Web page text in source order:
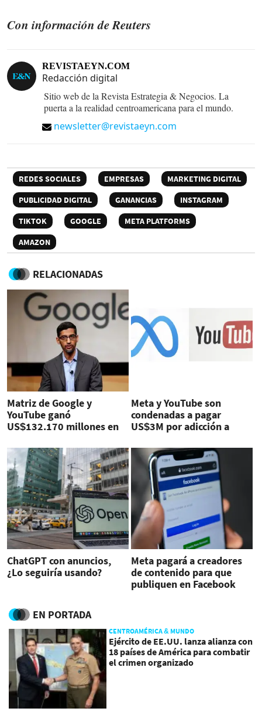
Con información de Reuters
REVISTAEYN.COM
Redacción digital
Sitio web de la Revista Estrategia & Negocios. La
puerta a la realidad centroamericana para el mundo.
newsletter@revistaeyn.com
REDES SOCIALES EMPRESAS
MARKETING DIGITAL
PUBLICIDAD DIGITAL
GANANCIAS
INSTAGRAM
TIKTOK
GOOGLE
META PLATFORMS
AMAZON
RELACIONADAS
Matriz de Google y
YouTube ganó
US$132.170 millones en
más
Meta y YouTube son
condenadas a pagar
US$3M por adicción a
ChatGPT con anuncios,
¿Lo seguiría usando?
Meta pagará a creadores
de contenido para que
publiquen en Facebook
EN PORTADA
CENTROAMÉRICA & MUNDO
Ejército de EE.UU. lanza alianza con
18 países de América para combatir
el crimen organizado